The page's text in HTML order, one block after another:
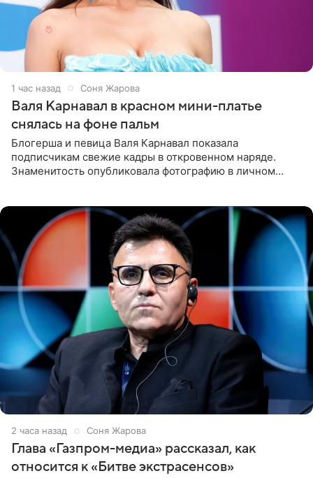
1 час назад Соня Жарова
Валя Карнавал в красном мини-платье
снялась на фоне пальм
Блогерша и певица Валя Карнавал показала
подписчикам свежие кадры в откровенном наряде.
Знаменитость опубликовала фотографию в личном
2 часа назад Соня Жарова
Глава «Газпром-медиа» рассказал, как
относится к «Битве экстрасенсов»